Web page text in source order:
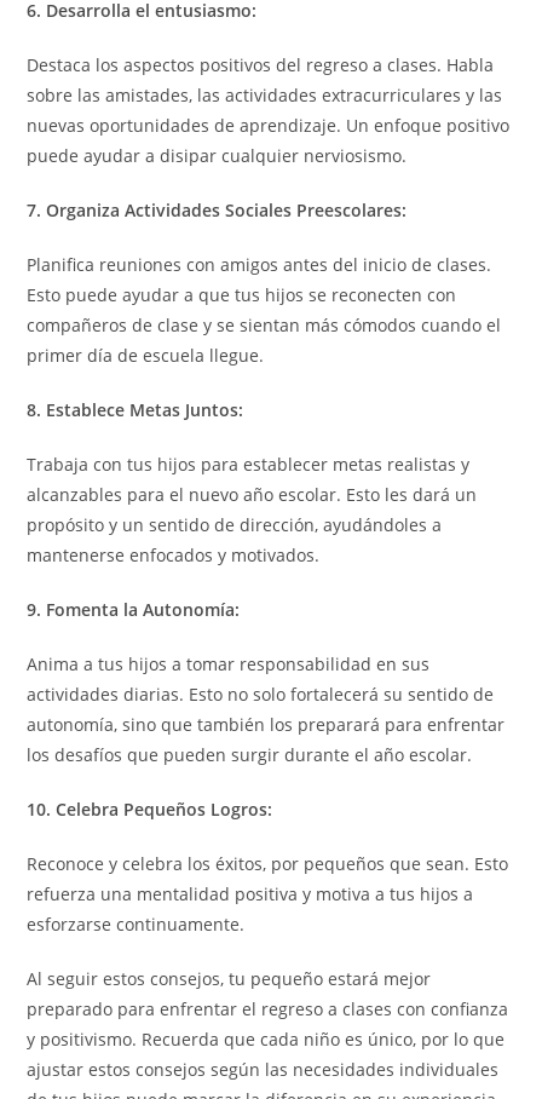
6. Desarrolla el entusiasmo:
Destaca los aspectos positivos del regreso a clases. Habla
sobre las amistades, las actividades extracurriculares y las
nuevas oportunidades de aprendizaje. Un enfoque positivo
puede ayudar a disipar cualquier nerviosismo.
7. Organiza Actividades Sociales Preescolares:
Planifica reuniones con amigos antes del inicio de clases.
Esto puede ayudar a que tus hijos se reconecten con
compañeros de clase y se sientan más cómodos cuando el
primer día de escuela llegue.
8. Establece Metas Juntos:
Trabaja con tus hijos para establecer metas realistas y
alcanzables para el nuevo año escolar. Esto les dará un
propósito y un sentido de dirección, ayudándoles a
mantenerse enfocados y motivados.
9. Fomenta la Autonomía:
Anima a tus hijos a tomar responsabilidad en sus
actividades diarias. Esto no solo fortalecerá su sentido de
autonomía, sino que también los preparará para enfrentar
los desafíos que pueden surgir durante el año escolar.
10. Celebra Pequeños Logros:
Reconoce y celebra los éxitos, por pequeños que sean. Esto
refuerza una mentalidad positiva y motiva a tus hijos a
esforzarse continuamente.
Al seguir estos consejos, tu pequeño estará mejor
preparado para enfrentar el regreso a clases con confianza
y positivismo. Recuerda que cada niño es único, por lo que
ajustar estos consejos según las necesidades individuales